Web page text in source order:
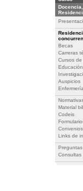
Becas
Carreras
Cursos
Auspicios
Enfermería
Material
Codeis
Convenios
Links de
Consultas